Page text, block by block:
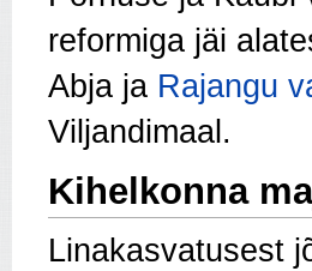
reformiga jäi
Abja ja Rajangu
Viljandimaal.
Kihelkonna
Linakasvatusest